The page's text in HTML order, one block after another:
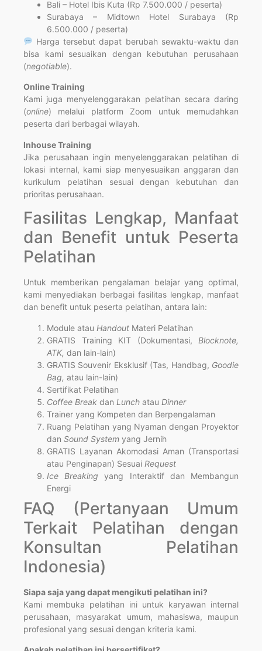
Bali – Hotel Ibis Kuta (Rp 7.500.000 / peserta)
Surabaya – Midtown Hotel Surabaya (Rp
6.500.000 / peserta)
Harga tersebut dapat berubah sewaktu-waktu dan
bisa kami sesuaikan dengan kebutuhan perusahaan
(negotiable).
Online Training
Kami juga menyelenggarakan pelatihan secara daring
(online) melalui platform Zoom untuk memudahkan
peserta dari berbagai wilayah.
Inhouse Training
Jika perusahaan ingin menyelenggarakan pelatihan di
lokasi internal, kami siap menyesuaikan anggaran dan
kurikulum pelatihan sesuai dengan kebutuhan dan
prioritas perusahaan.
Fasilitas Lengkap, Manfaat
dan Benefit untuk Peserta
Pelatihan
Untuk memberikan pengalaman belajar yang optimal,
kami menyediakan berbagai fasilitas lengkap, manfaat
dan benefit untuk peserta pelatihan, antara lain:
Module atau Handout Materi Pelatihan
GRATIS Training KIT (Dokumentasi, Blocknote,
ATK, dan lain-lain)
GRATIS Souvenir Eksklusif (Tas, Handbag, Goodie
Bag, atau lain-lain)
Sertifikat Pelatihan
Coffee Break dan Lunch atau Dinner
Trainer yang Kompeten dan Berpengalaman
Ruang Pelatihan yang Nyaman dengan Proyektor
dan Sound System yang Jernih
GRATIS Layanan Akomodasi Aman (Transportasi
atau Penginapan) Sesuai Request
Ice Breaking yang Interaktif dan Membangun
Energi
FAQ (Pertanyaan Umum
Terkait Pelatihan dengan
Konsultan Pelatihan
Indonesia)
Siapa saja yang dapat mengikuti pelatihan ini?
Kami membuka pelatihan ini untuk karyawan internal
perusahaan, masyarakat umum, mahasiswa, maupun
profesional yang sesuai dengan kriteria kami.